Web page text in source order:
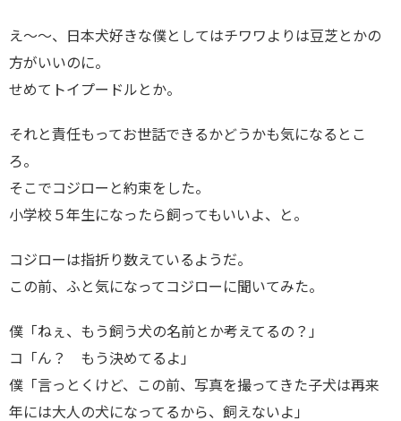
え～～、日本犬好きな僕としてはチワワよりは豆芝とかの
方がいいのに。
せめてトイプードルとか。
それと責任もってお世話できるかどうかも気になるとこ
ろ。
そこでコジローと約束をした。
小学校５年生になったら飼ってもいいよ、と。
コジローは指折り数えているようだ。
この前、ふと気になってコジローに聞いてみた。
僕「ねぇ、もう飼う犬の名前とか考えてるの？」
コ「ん？ もう決めてるよ」
僕「言っとくけど、この前、写真を撮ってきた子犬は再来
年には大人の犬になってるから、飼えないよ」